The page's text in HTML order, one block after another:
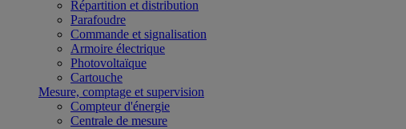
Répartition et distribution
Parafoudre
Commande et signalisation
Armoire électrique
Photovoltaïque
Cartouche
Mesure, comptage et supervision
Compteur d'énergie
Centrale de mesure